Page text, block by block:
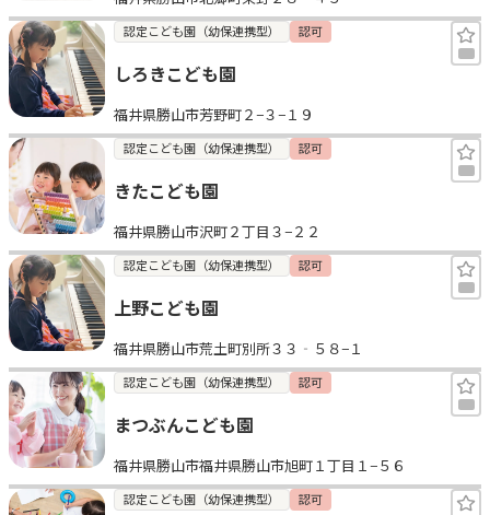
お知らせ
認定こども園（幼保連携型） 認可
しろきこども園
福井県勝山市芳野町２−３−１９
認定こども園（幼保連携型） 認可
きたこども園
福井県勝山市沢町２丁目３−２２
認定こども園（幼保連携型） 認可
上野こども園
福井県勝山市荒土町別所３３‐５８−１
認定こども園（幼保連携型） 認可
まつぶんこども園
福井県勝山市福井県勝山市旭町１丁目１−５６
認定こども園（幼保連携型） 認可